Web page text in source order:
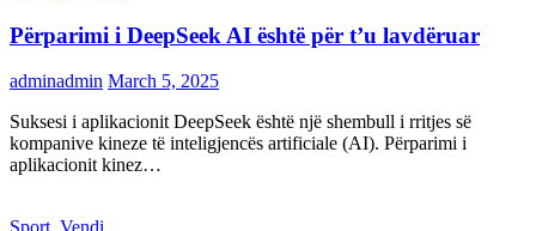
Përparimi i DeepSeek AI është për t’u lavdëruar
adminadmin March 5, 2025
Suksesi i aplikacionit DeepSeek është një shembull i rritjes së
kompanive kineze të inteligjencës artificiale (AI). Përparimi i
aplikacionit kinez…